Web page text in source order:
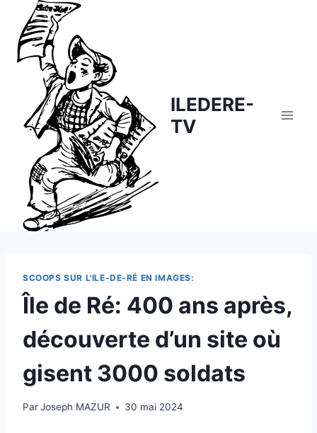
content
ILEDERE-
TV
SCOOPS SUR L'ILE-DE-RÉ EN IMAGES:
Île de Ré: 400 ans après,
découverte d’un site où
gisent 3000 soldats
ParJoseph MAZUR 30 mai 2024